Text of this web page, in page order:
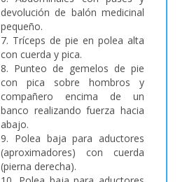
devolución de balón medicinal
pequeño.
7. Tríceps de pie en polea alta
con cuerda y pica.
8. Punteo de gemelos de pie
con pica sobre hombros y
compañero encima de un
banco realizando fuerza hacia
abajo.
9. Polea baja para aductores
(aproximadores) con cuerda
(pierna derecha).